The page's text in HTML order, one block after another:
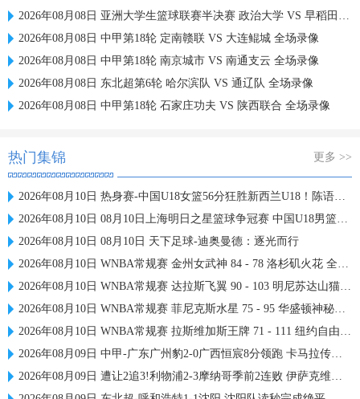
2026年08月08日 亚洲大学生篮球联赛半决赛 政治大学 VS 早稻田大学 全场录像
2026年08月08日 中甲第18轮 定南赣联 VS 大连鲲城 全场录像
2026年08月08日 中甲第18轮 南京城市 VS 南通支云 全场录像
2026年08月08日 东北超第6轮 哈尔滨队 VS 通辽队 全场录像
2026年08月08日 中甲第18轮 石家庄功夫 VS 陕西联合 全场录像
热门集锦 更多 >>
2026年08月10日 热身赛-中国U18女篮56分狂胜新西兰U18！陈语欣18分钟18分
2026年08月10日 08月10日上海明日之星篮球争冠赛 中国U18男篮B队65-82西班牙U18精英队 全场集锦
2026年08月10日 08月10日 天下足球-迪奥曼德：逐光而行
2026年08月10日 WNBA常规赛 金州女武神 84 - 78 洛杉矶火花 全场集锦
2026年08月10日 WNBA常规赛 达拉斯飞翼 90 - 103 明尼苏达山猫 全场集锦
2026年08月10日 WNBA常规赛 菲尼克斯水星 75 - 95 华盛顿神秘人 全场集锦
2026年08月10日 WNBA常规赛 拉斯维加斯王牌 71 - 111 纽约自由人 全场集锦
2026年08月09日 中甲-广东广州豹2-0广西恒宸8分领跑 卡马拉传射若昂·卡洛斯破门
2026年08月09日 遭让2追3!利物浦2-3摩纳哥季前2连败 伊萨克维尔茨破门范戴克送点